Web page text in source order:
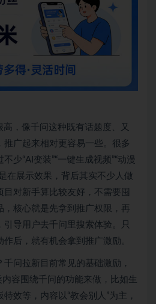
，像千问这种既有话题度、又
推广起来相对更容易一些。很多
少“AI变装”“一键生成视频”“动漫
在展示效果，背后其实不少人做
目对新手算比较友好，不需要囤
，核心就是先拿到推广权限，再
引导用户去千问里搜索体验。只
后，就有机会拿到推广激励。
问拉新目前常见的基础激励，
容围绕千问的功能来做，比如生
效等，内容以“教会别人”为主，